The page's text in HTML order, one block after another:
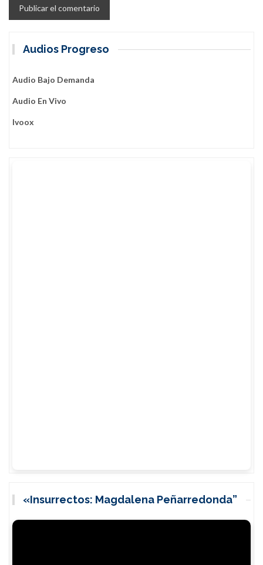
Audios Progreso
Audio Bajo Demanda
Audio En Vivo
Ivoox
«Insurrectos: Magdalena Peñarredonda”